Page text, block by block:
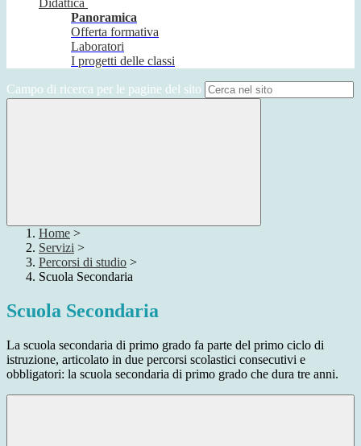
Didattica
Panoramica
Offerta formativa
Laboratori
I progetti delle classi
Campo di ricerca per le pagine del sito
Home >
Servizi >
Percorsi di studio >
Scuola Secondaria
Scuola Secondaria
La scuola secondaria di primo grado fa parte del primo ciclo di
istruzione, articolato in due percorsi scolastici consecutivi e
obbligatori: la scuola secondaria di primo grado che dura tre anni.